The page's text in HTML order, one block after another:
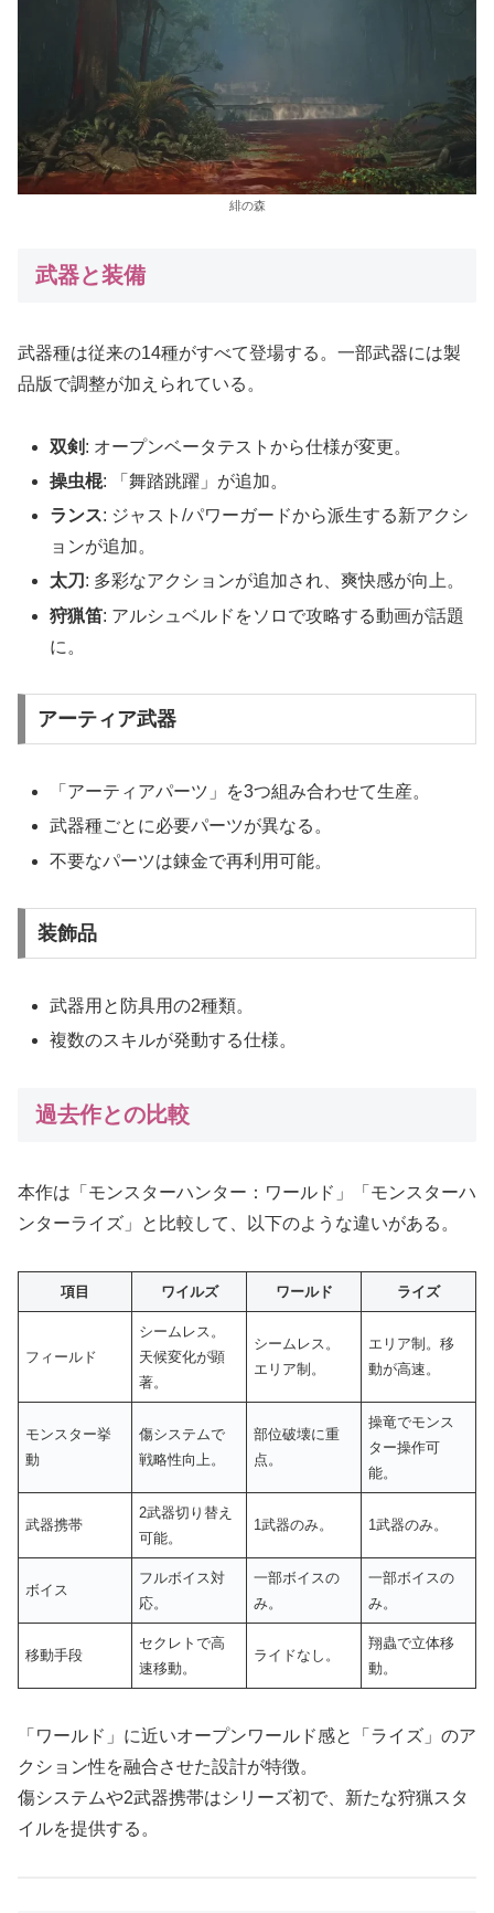
緋の森
武器と装備
武器種は従来の14種がすべて登場する。一部武器には製
品版で調整が加えられている。
双剣 : オープンベータテストから仕様が変更。
操虫棍: 「舞踏跳躍」が追加。
ランス: ジャスト/パワーガードから派生する新アクシ
ョンが追加。
太刀 : 多彩なアクションが追加され、爽快感が向上。
狩猟笛: アルシュベルドをソロで攻略する動画が話題
に。
アーティア武器
「アーティアパーツ」を3つ組み合わせて生産。
武器種ごとに必要パーツが異なる。
不要なパーツは錬金で再利用可能。
装飾品
武器用と防具用の2種類。
複数のスキルが発動する仕様。
過去作との比較
本作は「モンスターハンター：ワールド」「モンスターハ
ンターライズ」と比較して、以下のような違いがある。
項目 ワイルズ ワールド ライズ
フィールド
シームレス。
天候変化が顕
著。
シームレス。
エリア制。
エリア制。移
動が高速。
モンスター挙
動
傷システムで
戦略性向上。
部位破壊に重
点。
操竜でモンス
ター操作可
能。
武器携帯
2武器切り替え
可能。
1武器のみ。 1武器のみ。
ボイス
フルボイス対
応。
一部ボイスの
み。
一部ボイスの
み。
移動手段
セクレトで高
速移動。
ライドなし。
翔蟲で立体移
動。
「ワールド」に近いオープンワールド感と「ライズ」のア
クション性を融合させた設計が特徴。
傷システムや2武器携帯はシリーズ初で、新たな狩猟スタ
イルを提供する。